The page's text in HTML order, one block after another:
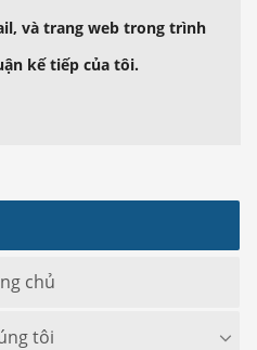
và trang web trong trình
kế tiếp của tôi.
chủ
tôi